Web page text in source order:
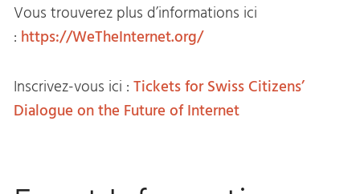
Vous trouverez plus d’informations ici
: https://WeTheInternet.org/
Inscrivez-vous ici :Tickets for Swiss Citizens’
Dialogue on the Future of Internet